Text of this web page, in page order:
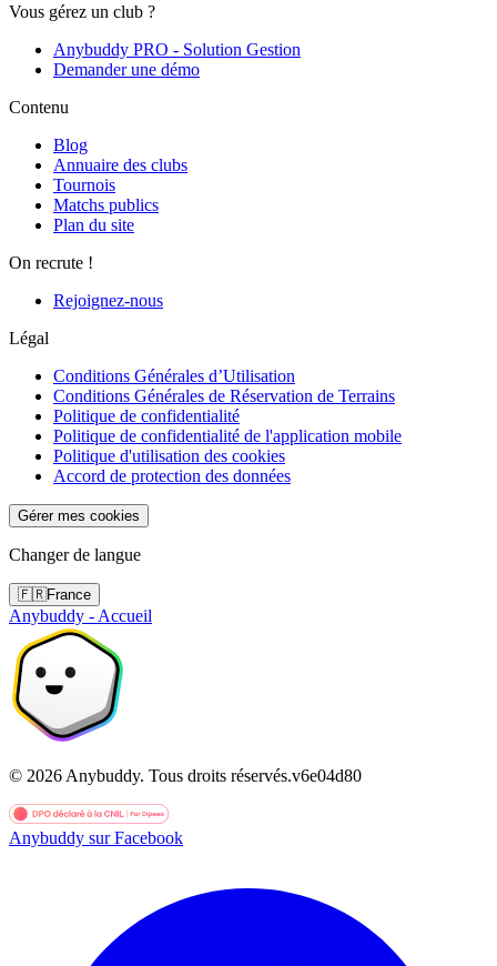
Vous gérez un club ?
Anybuddy PRO - Solution Gestion
Demander une démo
Contenu
Blog
Annuaire des clubs
Tournois
Matchs publics
Plan du site
On recrute !
Rejoignez-nous
Légal
Conditions Générales d’Utilisation
Conditions Générales de Réservation de Terrains
Politique de confidentialité
Politique de confidentialité de l'application mobile
Politique d'utilisation des cookies
Accord de protection des données
Gérer mes cookies
Changer de langue
🇫🇷France
Anybuddy - Accueil
© 2026 Anybuddy. Tous droits réservés.v6e04d80
Anybuddy sur Facebook